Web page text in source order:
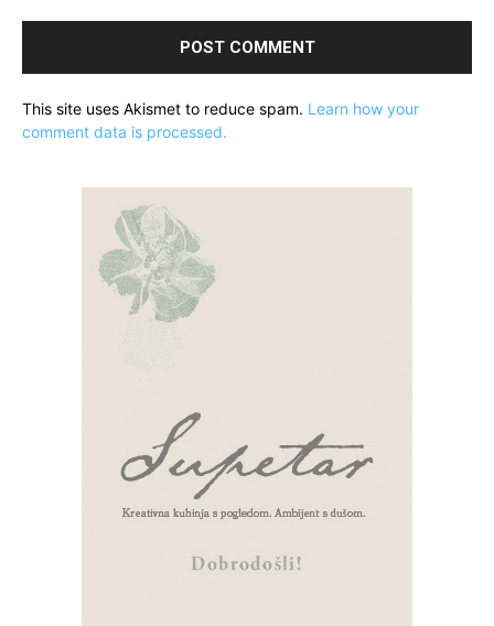
This site uses Akismet to reduce spam. Learn how your
comment data is processed.